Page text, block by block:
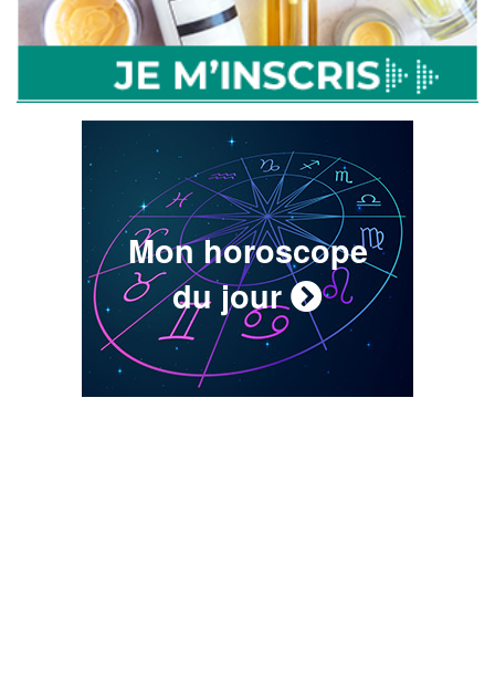
Mon horoscope
du jour